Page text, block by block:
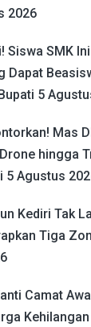
2026
Siswa SMK
Dapat
5
Mas
hingga
5 Agustus
Kediri Tak
Tiga
Camat